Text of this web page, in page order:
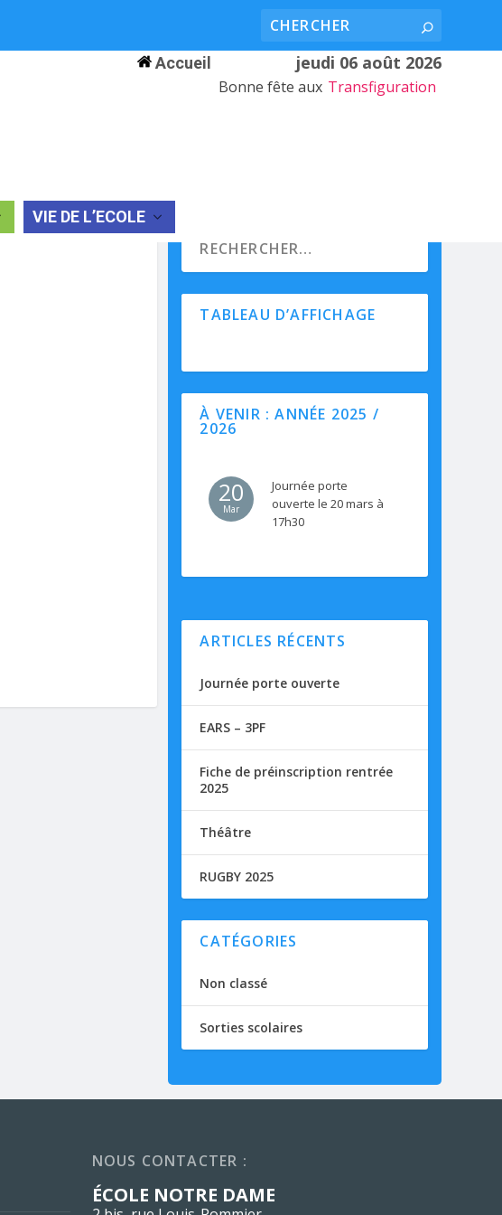
VIE DE L’ECOLE
Accueil jeudi 06 août 2026
Bonne fête aux Transfiguration
TABLEAU D’AFFICHAGE
À VENIR : ANNÉE 2025 /
2026
20
Mar
Journée porte
ouverte le 20 mars à
17h30
ARTICLES RÉCENTS
Journée porte ouverte
EARS – 3PF
Fiche de préinscription rentrée
2025
Théâtre
RUGBY 2025
CATÉGORIES
Non classé
Sorties scolaires
NOUS CONTACTER :
ÉCOLE NOTRE DAME